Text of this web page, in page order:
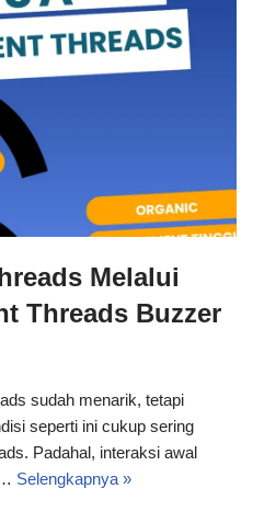
Melalui
Threads Buzzer
sudah menarik, tetapi
seperti ini cukup sering
Padahal, interaksi awal
Selengkapnya »